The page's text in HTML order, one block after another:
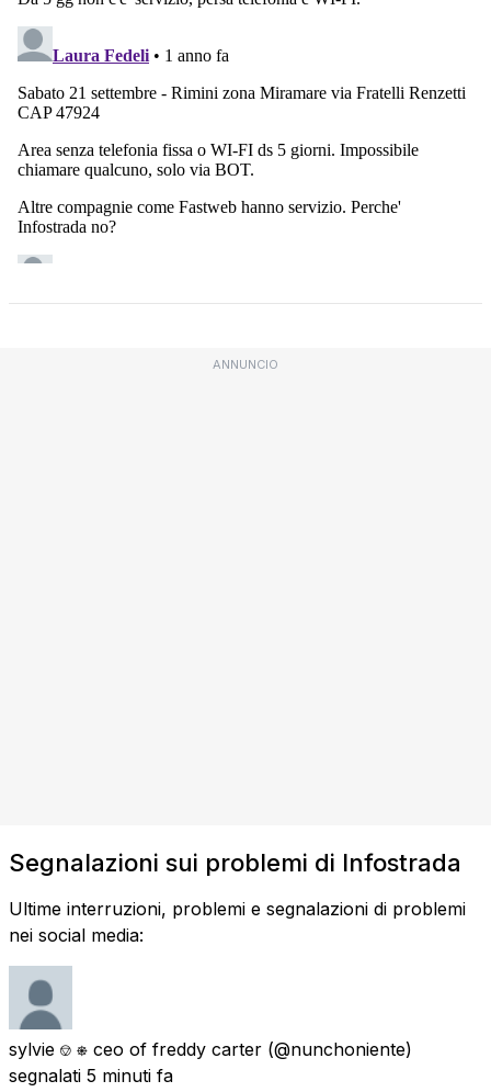
ANNUNCIO
Segnalazioni sui problemi di Infostrada
Ultime interruzioni, problemi e segnalazioni di problemi
nei social media:
sylvie ⎊ ⎈ ceo of freddy carter (@nunchoniente)
segnalati 5 minuti fa